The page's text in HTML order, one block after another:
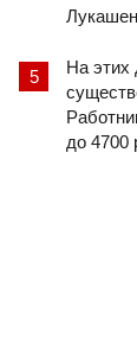
На этих
до 4700